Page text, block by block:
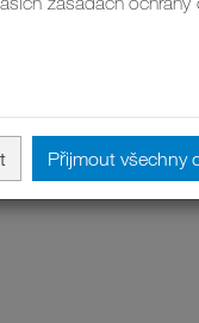
Přijmout všechny